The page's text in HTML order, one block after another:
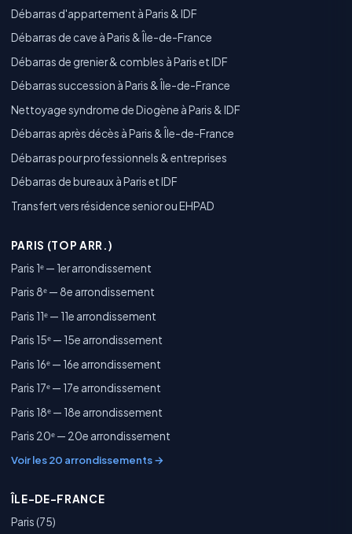
Débarras d'appartement à Paris & IDF
Débarras de cave à Paris & Île-de-France
Débarras de grenier & combles à Paris et IDF
Débarras succession à Paris & Île-de-France
Nettoyage syndrome de Diogène à Paris & IDF
Débarras après décès à Paris & Île-de-France
Débarras pour professionnels & entreprises
Débarras de bureaux à Paris et IDF
Transfert vers résidence senior ou EHPAD
PARIS (TOP ARR.)
Paris 1ᵉ — 1er arrondissement
Paris 8ᵉ — 8e arrondissement
Paris 11ᵉ — 11e arrondissement
Paris 15ᵉ — 15e arrondissement
Paris 16ᵉ — 16e arrondissement
Paris 17ᵉ — 17e arrondissement
Paris 18ᵉ — 18e arrondissement
Paris 20ᵉ — 20e arrondissement
Voir les 20 arrondissements →
ÎLE-DE-FRANCE
Paris (75)